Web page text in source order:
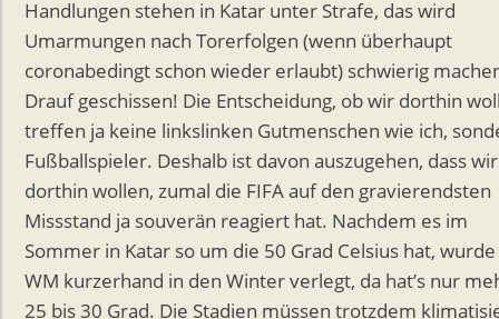
Handlungen stehen in Katar unter Strafe, das wird
Umarmungen nach Torerfolgen (wenn überhaupt
coronabedingt schon wieder erlaubt) schwierig
Drauf geschissen! Die Entscheidung, ob wir dorthin
treffen ja keine linkslinken Gutmenschen wie ich,
Fußballspieler. Deshalb ist davon auszugehen, dass wir
dorthin wollen, zumal die FIFA auf den gravierendsten
Missstand ja souverän reagiert hat. Nachdem es im
Sommer in Katar so um die 50 Grad Celsius hat,
WM kurzerhand in den Winter verlegt, da hat’s nur
25 bis 30 Grad. Die Stadien müssen trotzdem